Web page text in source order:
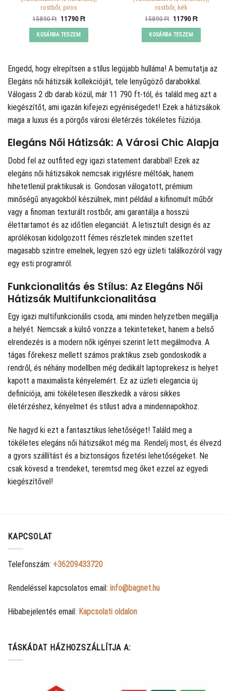
rostbőr, piros
15890Ft Original
was:
15890 Ft.
11790FtCurrent
KOSÁRBA TESZEM
rostbőr, kék
15890Ft Original
was:
15890 Ft.
11790FtCurrent
KOSÁRBA TESZEM
Engedd, hogy elrepítsen a stílus legújabb hulláma! A bemutatja az
Elegáns női hátizsák kollekcióját, tele lenyűgöző darabokkal.
Válogass 2 db darab közül, már 11 790 ft-tól, és találd meg azt a
kiegészítőt, ami igazán kifejezi egyéniségedet! Ezek a hátizsákok
maga a luxus és a pörgős városi életérzés tökéletes fúziója.
Elegáns Női Hátizsák: A Városi Chic Alapja
Dobd fel az outfited egy igazi statement darabbal! Ezek az
elegáns női hátizsákok nemcsak irigylésre méltóak, hanem
hihetetlenül praktikusak is. Gondosan válogatott, prémium
minőségű anyagokból készülnek, mint például a kifinomult műbőr
vagy a finoman texturált rostbőr, ami garantálja a hosszú
élettartamot és az időtlen eleganciát. A letisztult design és az
aprólékosan kidolgozott fémes részletek minden szettet
magasabb szintre emelnek, legyen szó egy üzleti találkozóról vagy
egy esti programról.
Funkcionalitás és Stílus: Az Elegáns Női
Hátizsák Multifunkcionalitása
Egy igazi multifunkcionális csoda, ami minden helyzetben megállja
a helyét. Nemcsak a külső vonzza a tekinteteket, hanem a belső
elrendezés is a modern nők igényei szerint lett megálmodva. A
tágas főrekesz mellett számos praktikus zseb gondoskodik a
rendről, és néhány modellben még dedikált laptoprekesz is helyet
kapott a maximalista kényelemért. Ez az üzleti elegancia új
definíciója, ami tökéletesen illeszkedik a városi sikkes
életérzéshez, kényelmet és stílust adva a mindennapokhoz.
Ne hagyd ki ezt a fantasztikus lehetőséget! Találd meg a
tökéletes elegáns női hátizsákot még ma. Rendelj most, és élvezd
a gyors szállítást és a biztonságos fizetési lehetőségeket. Ne
csak kövesd a trendeket, teremtsd meg őket ezzel az egyedi
kiegészítővel!
KAPCSOLAT
Telefonszám: +36209433720
Rendeléssel kapcsolatos email: info@bagnet.hu
Hibabejelentés email: Kapcsolati oldalon
TÁSKÁDAT HÁZHOZSZÁLLÍTJA A: